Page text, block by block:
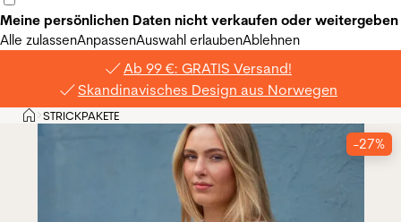
Meine persönlichen Daten nicht verkaufen oder weitergeben
Alle zulassenAnpassenAuswahl erlaubenAblehnen
Ab 99 €: GRATIS Versand!
Skandinavisches Design aus Norwegen
Privat
>STRICKPAKETE
-27%